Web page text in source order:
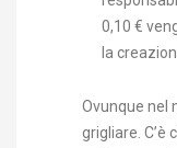
0,10 €
la
Ovunque nel
grigliare. C’è